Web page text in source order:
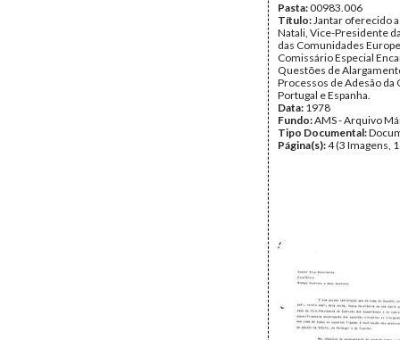
Pasta:00983.006
Título:Jantar oferecido
Natali, Vice-Presidente
das Comunidades
Comissário Especial
Questões de
Processos de Adesão da
Portugal e Espanha.
Data: 1978
Fundo:AMS - Arquivo
Tipo Documental:
Página(s):4 (3 Imagens,